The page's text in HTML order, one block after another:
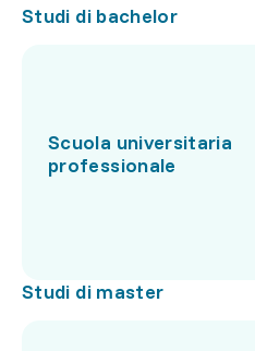
Studi di bachelor
Scuola universitaria
professionale
Studi di master